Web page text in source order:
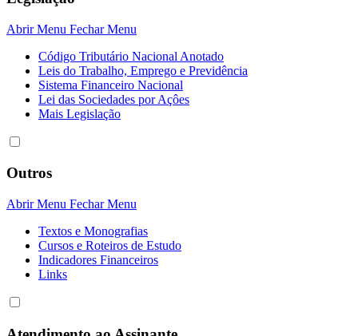
Abrir Menu Fechar Menu
Código Tributário Nacional Anotado
Leis do Trabalho, Emprego e Previdência
Sistema Financeiro Nacional
Lei das Sociedades por Açôes
Mais Legislação
Outros
Abrir Menu Fechar Menu
Textos e Monografias
Cursos e Roteiros de Estudo
Indicadores Financeiros
Links